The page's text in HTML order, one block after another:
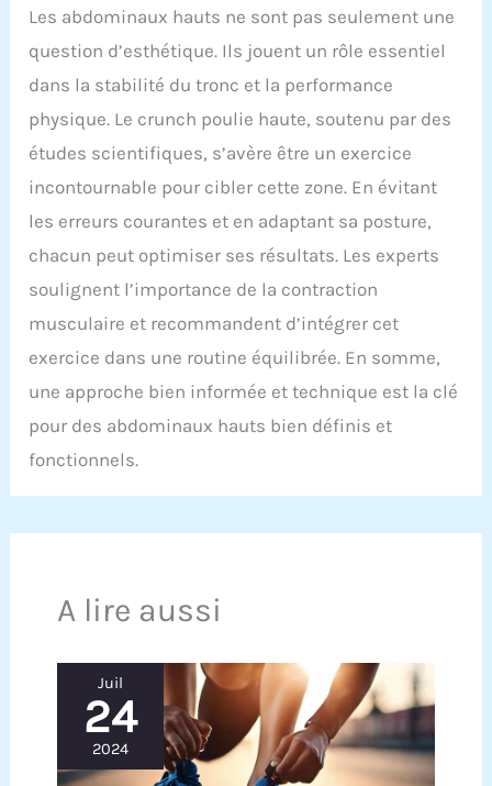
Les abdominaux hauts ne sont pas seulement une
question d’esthétique. Ils jouent un rôle essentiel
dans la stabilité du tronc et la performance
physique. Le crunch poulie haute, soutenu par des
études scientifiques, s’avère être un exercice
incontournable pour cibler cette zone. En évitant
les erreurs courantes et en adaptant sa posture,
chacun peut optimiser ses résultats. Les experts
soulignent l’importance de la contraction
musculaire et recommandent d’intégrer cet
exercice dans une routine équilibrée. En somme,
une approche bien informée et technique est la clé
pour des abdominaux hauts bien définis et
fonctionnels.
A lire aussi
Juil
24
2024